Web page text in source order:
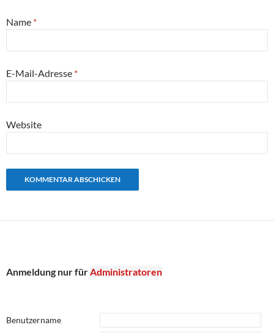
Name *
E-Mail-Adresse *
Website
Anmeldung nur fürAdministratoren
Benutzername